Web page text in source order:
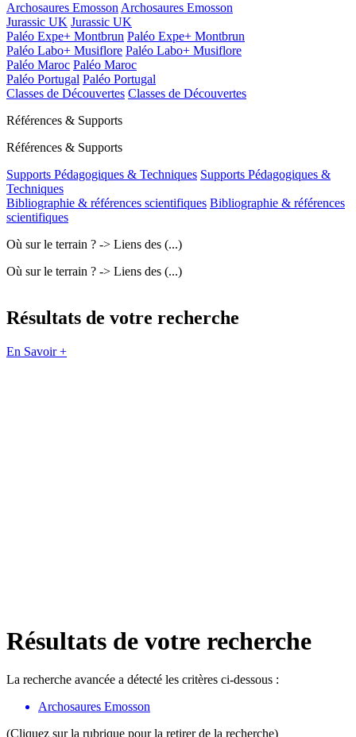
Archosaures EmossonArchosaures Emosson
Jurassic UK Jurassic UK
Paléo Expe+ Montbrun Paléo Expe+ Montbrun
Paléo Labo+ Musiflore Paléo Labo+ Musiflore
Paléo Maroc Paléo Maroc
Paléo Portugal Paléo Portugal
Classes de Découvertes Classes de Découvertes
Références & Supports
Références & Supports
Supports Pédagogiques & Techniques Supports Pédagogiques &
Techniques
Bibliographie & références scientifiques Bibliographie & références
scientifiques
Où sur le terrain ? -> Liens des (...)
Où sur le terrain ? -> Liens des (...)
Résultats de votre recherche
En Savoir +
Résultats de votre recherche
La recherche avancée a détecté les critères ci-dessous :
Archosaures Emosson
(Cliquez sur la rubrique pour la retirer de la recherche)